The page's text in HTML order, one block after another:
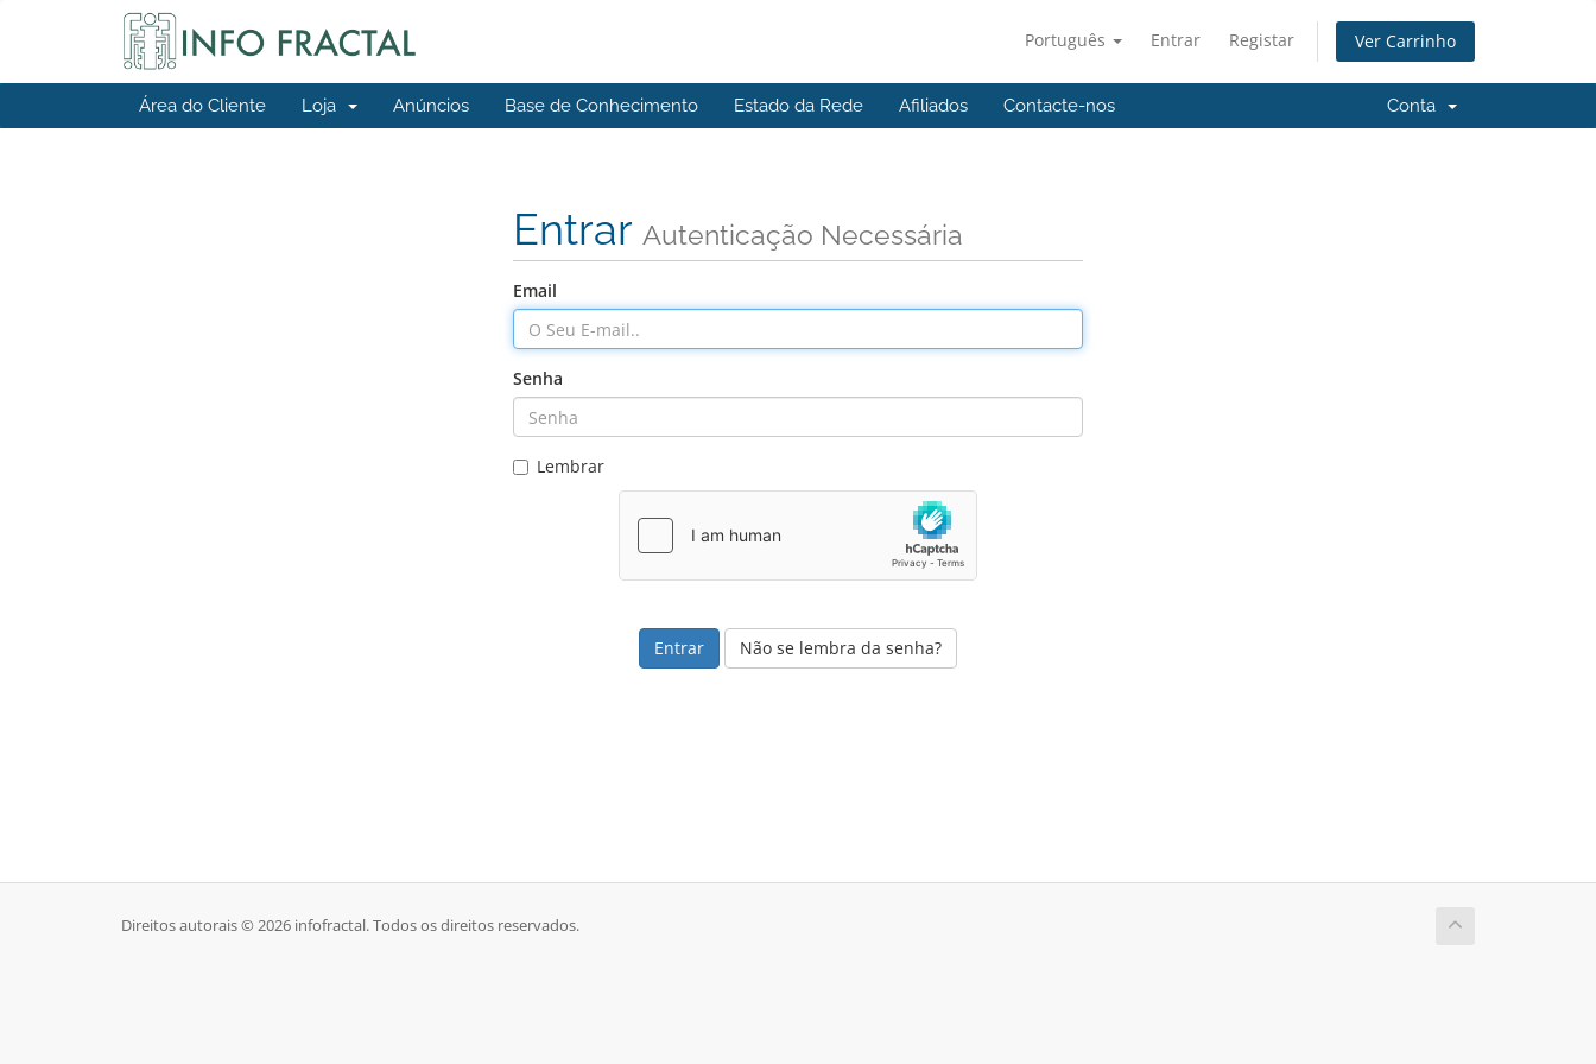
Português Entrar Registar Ver Carrinho
Área do Cliente Loja Anúncios Base de Conhecimento Estado da Rede Afiliados Contacte-nos Conta
Entrar Autenticação Necessária
Email
Senha
Lembrar
Não se lembra da senha?
Direitos autorais © 2026 infofractal. Todos os direitos reservados.